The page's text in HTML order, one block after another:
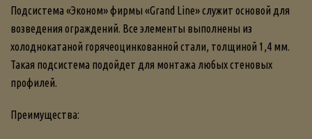
Подсистема «Эконом» фирмы «Grand Line» служит основой для
возведения ограждений. Все элементы выполнены из
холоднокатаной горячеоцинкованной стали, толщиной 1,4 мм.
Такая подсистема подойдет для монтажа любых стеновых
профилей.
Преимущества: